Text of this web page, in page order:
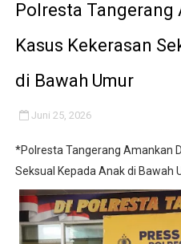
Polresta Tangerang
Kasus Kekerasan
di Bawah Umur
Juni 25, 2026
*Polresta Tangerang Amankan
Seksual Kepada Anak di Bawah